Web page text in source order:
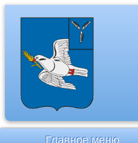
Главное меню